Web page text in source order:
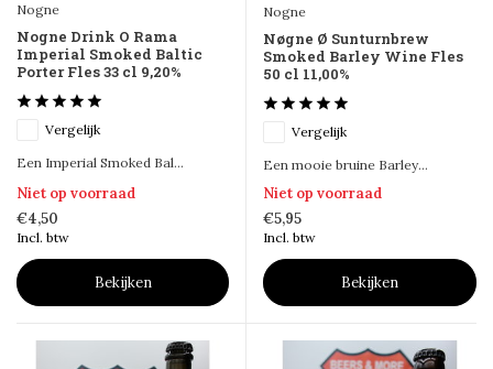
Nogne
Nogne Drink O Rama
Imperial Smoked Baltic
Porter Fles 33 cl 9,20%
Vergelijk
Een Imperial Smoked Bal...
Niet op voorraad
€4,50
Incl. btw
Bekijken
Nogne
Nøgne Ø Sunturnbrew
Smoked Barley Wine Fles
50 cl 11,00%
Vergelijk
Een mooie bruine Barley...
Niet op voorraad
€5,95
Incl. btw
Bekijken